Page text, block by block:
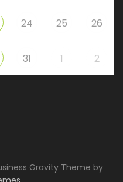
24 25 26
31 1 2
Gravity Theme by